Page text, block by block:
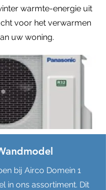
warmte-energie uit
voor het verwarmen
uw woning.
bij Airco Domein 1
in ons assortiment. Dit